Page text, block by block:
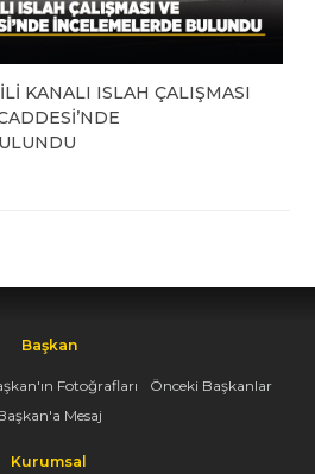
KANALI ISLAH ÇALIŞMASI
Başkan
Fotoğrafları
Önceki Başkanlar
Mesaj
Kurumsal